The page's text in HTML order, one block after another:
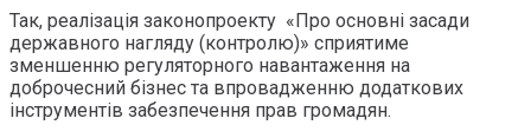
Так, реалізація законопроекту «Про основні засади
державного нагляду (контролю)» сприятиме
зменшенню регуляторного навантаження на
доброчесний бізнес та впровадженню додаткових
інструментів забезпечення прав громадян.